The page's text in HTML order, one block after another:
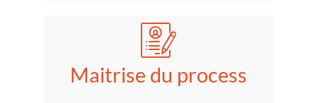
Maitrise du process